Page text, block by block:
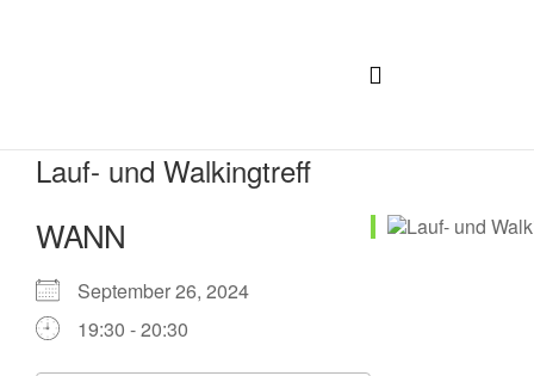
Lauf- und Walkingtreff
WANN
September 26, 2024
19:30 - 20:30